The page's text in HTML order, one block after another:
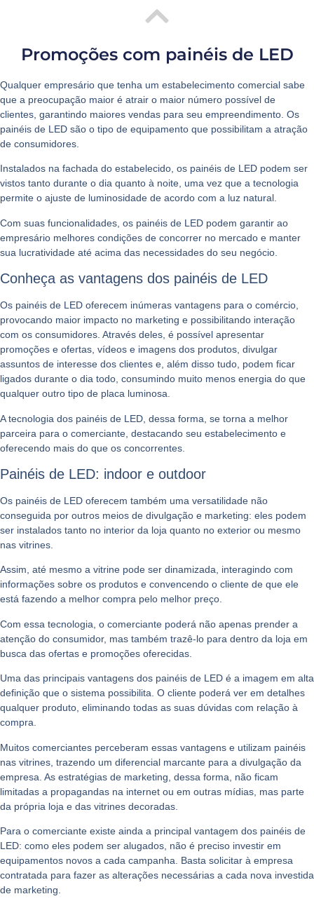
Promoções com painéis de LED
Qualquer empresário que tenha um estabelecimento comercial sabe
que a preocupação maior é atrair o maior número possível de
clientes, garantindo maiores vendas para seu empreendimento. Os
painéis de LED são o tipo de equipamento que possibilitam a atração
de consumidores.
Instalados na fachada do estabelecido, os painéis de LED podem ser
vistos tanto durante o dia quanto à noite, uma vez que a tecnologia
permite o ajuste de luminosidade de acordo com a luz natural.
Com suas funcionalidades, os painéis de LED podem garantir ao
empresário melhores condições de concorrer no mercado e manter
sua lucratividade até acima das necessidades do seu negócio.
Conheça as vantagens dos painéis de LED
Os painéis de LED oferecem inúmeras vantagens para o comércio,
provocando maior impacto no marketing e possibilitando interação
com os consumidores. Através deles, é possível apresentar
promoções e ofertas, vídeos e imagens dos produtos, divulgar
assuntos de interesse dos clientes e, além disso tudo, podem ficar
ligados durante o dia todo, consumindo muito menos energia do que
qualquer outro tipo de placa luminosa.
A tecnologia dos painéis de LED, dessa forma, se torna a melhor
parceira para o comerciante, destacando seu estabelecimento e
oferecendo mais do que os concorrentes.
Painéis de LED: indoor e outdoor
Os painéis de LED oferecem também uma versatilidade não
conseguida por outros meios de divulgação e marketing: eles podem
ser instalados tanto no interior da loja quanto no exterior ou mesmo
nas vitrines.
Assim, até mesmo a vitrine pode ser dinamizada, interagindo com
informações sobre os produtos e convencendo o cliente de que ele
está fazendo a melhor compra pelo melhor preço.
Com essa tecnologia, o comerciante poderá não apenas prender a
atenção do consumidor, mas também trazê-lo para dentro da loja em
busca das ofertas e promoções oferecidas.
Uma das principais vantagens dos painéis de LED é a imagem em alta
definição que o sistema possibilita. O cliente poderá ver em detalhes
qualquer produto, eliminando todas as suas dúvidas com relação à
compra.
Muitos comerciantes perceberam essas vantagens e utilizam painéis
nas vitrines, trazendo um diferencial marcante para a divulgação da
empresa. As estratégias de marketing, dessa forma, não ficam
limitadas a propagandas na internet ou em outras mídias, mas parte
da própria loja e das vitrines decoradas.
Para o comerciante existe ainda a principal vantagem dos painéis de
LED: como eles podem ser alugados, não é preciso investir em
equipamentos novos a cada campanha. Basta solicitar à empresa
contratada para fazer as alterações necessárias a cada nova investida
de marketing.